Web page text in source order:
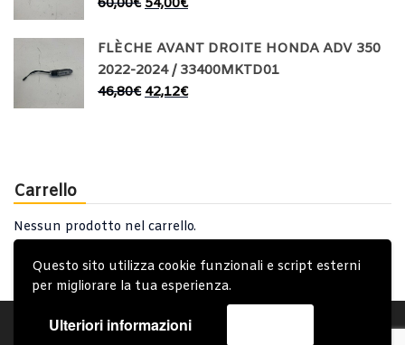
Questo sito utilizza cookie funzionali e script esterni
per migliorare la tua esperienza.
Ulteriori informazioni
60,00€ 54,00€
FLÈCHE AVANT DROITE HONDA ADV 350
2022-2024 / 33400MKTD01
46,80€ 42,12€
Carrello
Nessun prodotto nel carrello.
Account Condizioni Generali